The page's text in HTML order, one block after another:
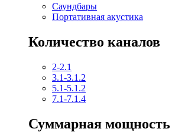
Саундбары
Портативная акустика
Количество каналов
2-2.1
3.1-3.1.2
5.1-5.1.2
7.1-7.1.4
Суммарная мощность